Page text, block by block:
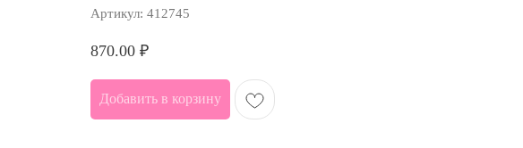
Артикул: 412745
870.00 ₽
Добавить в корзину